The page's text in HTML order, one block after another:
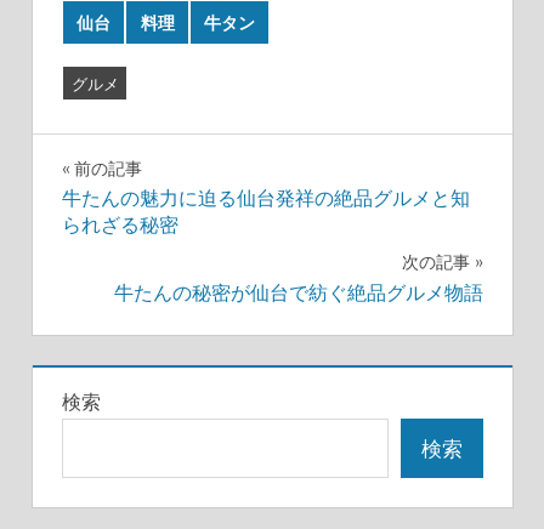
仙台 料理 牛タン
グルメ
投
稿
ゲ
ー
ョ
前の記事
牛たんの魅力に迫る仙台発祥の絶品グルメと知
られざる秘密
次の記事
牛たんの秘密が仙台で紡ぐ絶品グルメ物語
検索
検索